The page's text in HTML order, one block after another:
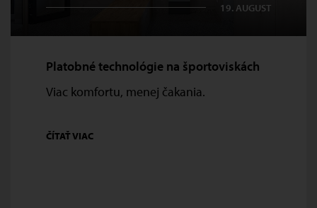
19. AUGUST
Platobné technológie na športoviskách
Viac komfortu, menej čakania.
ČÍTAŤ VIAC